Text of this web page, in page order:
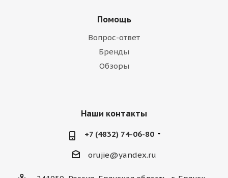
Помощь
Вопрос-ответ
Бренды
Обзоры
Наши контакты
+7 (4832) 74-06-80
orujie@yandex.ru